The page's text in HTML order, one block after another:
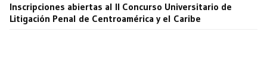
Inscripciones abiertas al II Concurso Universitario de
Litigación Penal de Centroamérica y el Caribe